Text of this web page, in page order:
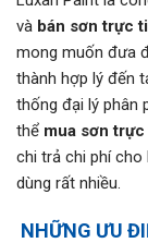
và bán sơn trực
mong muốn đưa
thành hợp lý đến
thống đại lý phân
thể mua sơn
chi trả chi phí
dùng rất nhiều.
NHỮNG ƯU